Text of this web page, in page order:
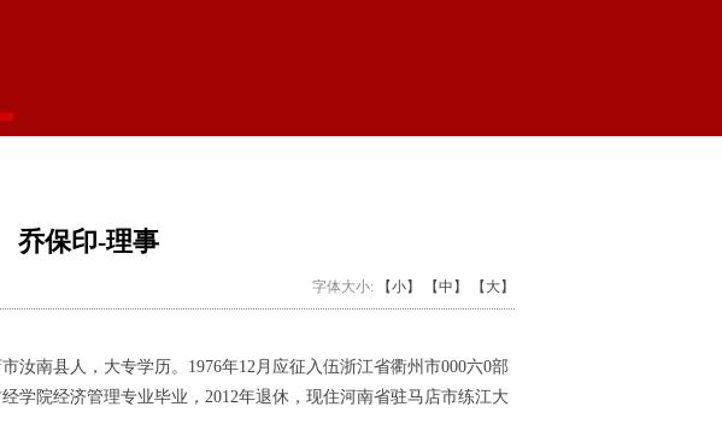
乔保印-理事
字体大小: 【小】 【中】 【大】
汝南县人，大专学历。1976年12月应征入伍浙江省衢州市000六0部
学院经济管理专业毕业，2012年退休，现住河南省驻马店市练江大